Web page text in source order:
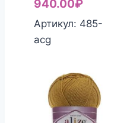
940.00₽
Артикул: 485-
acg